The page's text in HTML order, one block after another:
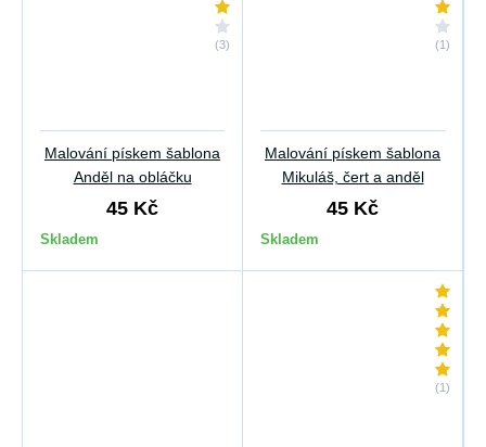
(3)
Malování pískem šablona
Anděl na obláčku
45 Kč
Skladem
(1)
Malování pískem šablona
Mikuláš, čert a anděl
45 Kč
Skladem
(1)